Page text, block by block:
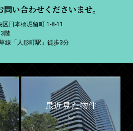
い合わせくださいませ。
日本橋堀留町 1-8-11
階
線「人形町駅」徒歩3分
最近見た物件